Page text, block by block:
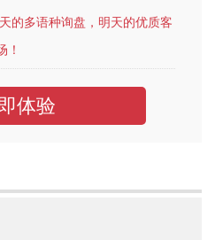
的多语种询盘，明天的优质客
！
体验